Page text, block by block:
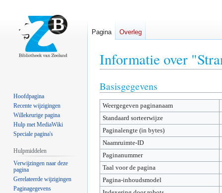
Informatie over
Naar
navigatie
springen
Naar
zoeken
springen
Basisgegevens
Weergegeven paginanaam
Standaard sorteerwijze
Paginalengte (in bytes)
Naamruimte-ID
Paginanummer
Taal voor de pagina
Pagina-inhoudsmodel
Pagina Overleg
Hoofdpagina
Recente wijzigingen
Willekeurige pagina
Hulp met MediaWiki
Speciale pagina's
Hulpmiddelen
Verwijzingen naar deze
pagina
Gerelateerde wijzigingen
Paginagegevens